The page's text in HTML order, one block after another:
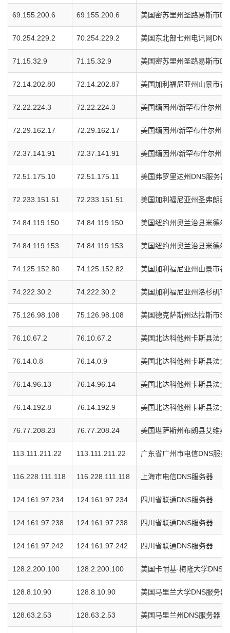
69.155.200.6 69.155.200.6 美国密苏里州圣路易斯市
70.254.229.2 70.254.229.2 美国东北部七州电讯网DNS
71.15.32.9 71.15.32.9 美国密苏里州圣路易斯市
72.14.202.80 72.14.202.87 美国加利福尼亚州山景市谷
72.22.224.3 72.22.224.3 美国缅因州/新罕布什尔州
72.29.162.17 72.29.162.17 美国缅因州/新罕布什尔州
72.37.141.91 72.37.141.91 美国缅因州/新罕布什尔州
72.51.175.10 72.51.175.11 美国弗罗里达州DNS服务器
72.233.151.51 72.233.151.51 美国加利福尼亚州圣弗朗西
74.84.119.150 74.84.119.150 美国纽约州奥兰治县米德
74.84.119.153 74.84.119.153 美国纽约州奥兰治县米德
74.125.152.80 74.125.152.82 美国加利福尼亚州山景市谷
74.222.30.2 74.222.30.2 美国加利福尼亚州洛杉矶
75.126.98.108 75.126.98.108 美国德克萨斯州达拉斯市
76.10.67.2 76.10.67.2 美国北达科他州卡斯县法
76.14.0.8 76.14.0.9 美国北达科他州卡斯县法
76.14.96.13 76.14.96.14 美国北达科他州卡斯县法
76.14.192.8 76.14.192.9 美国北达科他州卡斯县法
76.77.208.23 76.77.208.24 美国堪萨斯州布朗县艾维
113.111.211.22 113.111.211.22 广东省广州市电信DNS服务
116.228.111.118 116.228.111.118 上海市电信DNS服务器
124.161.97.234 124.161.97.234 四川省联通DNS服务器
124.161.97.238 124.161.97.238 四川省联通DNS服务器
124.161.97.242 124.161.97.242 四川省联通DNS服务器
128.2.200.100 128.2.200.100 美国卡耐基·梅隆大学DNS
128.8.10.90 128.8.10.90 美国马里兰大学DNS服务器
128.63.2.53 128.63.2.53 美国马里兰州DNS服务器